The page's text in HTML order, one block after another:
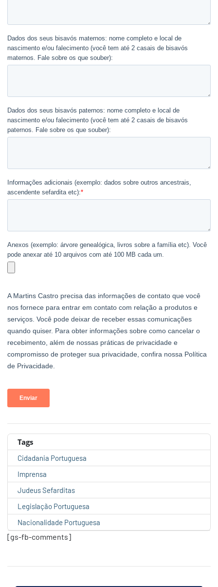
Tags
Cidadania Portuguesa
Imprensa
Judeus Sefarditas
Legislação Portuguesa
Nacionalidade Portuguesa
[gs-fb-comments]